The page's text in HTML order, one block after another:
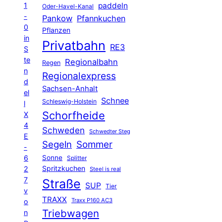
1
-
0
in
S
te
n
d
el
l
X
4
E
-
6
2
7
v
o
n
Oder-Havel-Kanal paddeln
Pankow Pfannkuchen
Pflanzen
Privatbahn RE3
Regen Regionalbahn
Regionalexpress
Sachsen-Anhalt
Schleswig-Holstein Schnee
Schorfheide
Schweden Schwedter Steg
Segeln Sommer
Sonne Splitter
Spritzkuchen Steel is real
Straße SUP Tier
TRAXX Traxx P160 AC3
Triebwagen